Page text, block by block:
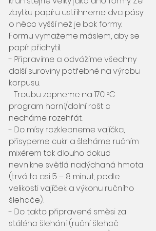
zbytku papíru ustřihneme dva pásy
o něco vyšší než je bok formy.
Formu vymažeme máslem, aby se
papír přichytil.
- Připravíme a odvážíme všechny
další suroviny potřebné na výrobu
korpusu.
- Troubu zapneme na 170 °C
program horní/dolní rošt a
necháme rozehřát.
- Do mísy rozklepneme vajíčka,
přisypeme cukr a šleháme ručním
mixérem tak dlouho dokud
nevnikne světlá nadýchaná hmota
(trvá to asi 5 – 8 minut, podle
velikosti vajíček a výkonu ručního
šlehače).
- Do takto připravené směsi za
stálého šlehání (ruční šlehač